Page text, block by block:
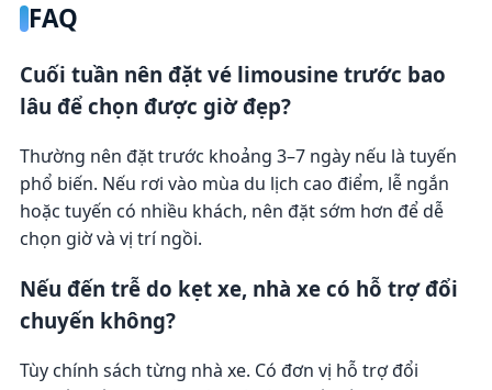
FAQ
Cuối tuần nên đặt vé limousine trước bao
lâu để chọn được giờ đẹp?
Thường nên đặt trước khoảng 3–7 ngày nếu là tuyến
phổ biến. Nếu rơi vào mùa du lịch cao điểm, lễ ngắn
hoặc tuyến có nhiều khách, nên đặt sớm hơn để dễ
chọn giờ và vị trí ngồi.
Nếu đến trễ do kẹt xe, nhà xe có hỗ trợ đổi
chuyến không?
Tùy chính sách từng nhà xe. Có đơn vị hỗ trợ đổi